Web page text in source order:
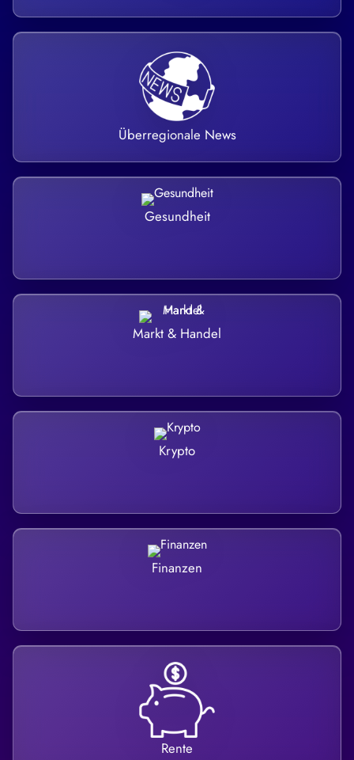
Überregionale News
Gesundheit
Markt & Handel
Krypto
Finanzen
Rente